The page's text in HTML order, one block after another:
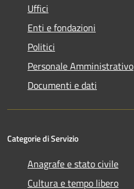
Uffici
Enti e fondazioni
Politici
Personale Amministrativo
Documenti e dati
Categorie di Servizio
Anagrafe e stato civile
Cultura e tempo libero